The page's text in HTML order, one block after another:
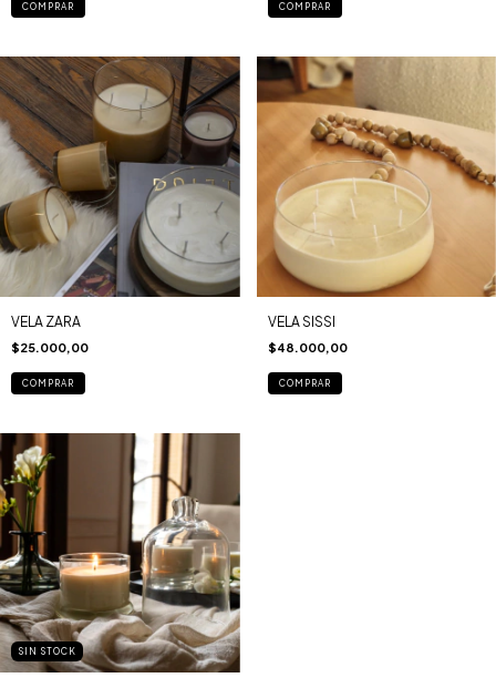
COMPRAR COMPRAR
VELA ZARA
$25.000,00
COMPRAR
VELA SISSI
$48.000,00
COMPRAR
SIN STOCK